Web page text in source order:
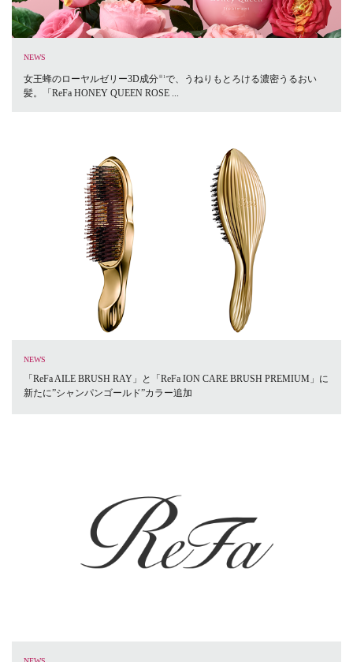
NEWS
女王蜂のローヤルゼリー3D成分※1で、うねりもとろける濃密うるおい
髪。「ReFa HONEY QUEEN ROSE ...
NEWS
「ReFa AILE BRUSH RAY」と「ReFa ION CARE BRUSH PREMIUM」に
新たに”シャンパンゴールド”カラー追加